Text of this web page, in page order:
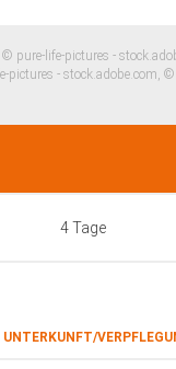
pure-life-pictures -
pictures -
4 Tage
UNTERKUNFT/